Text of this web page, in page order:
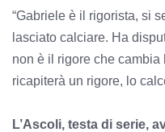
“Gabriele è il rigorista, si
lasciato calciare. Ha
non è il rigore che
ricapiterà un rigore, lo
L’Ascoli, testa di serie,